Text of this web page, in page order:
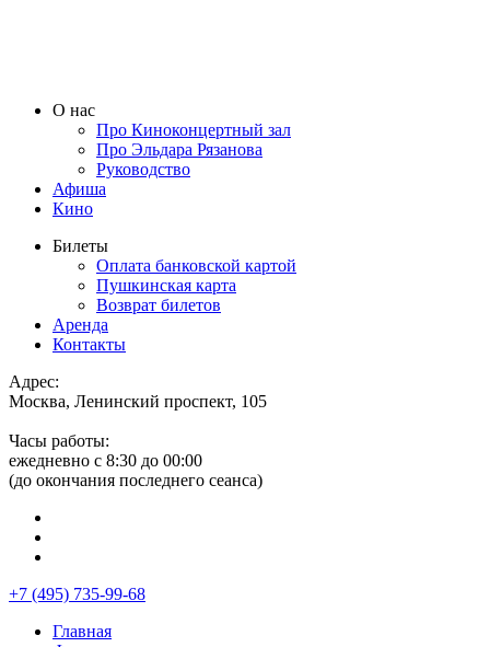
О нас
Про Киноконцертный зал
Про Эльдара Рязанова
Руководство
Афиша
Кино
Билеты
Оплата банковской картой
Пушкинская карта
Возврат билетов
Аренда
Контакты
Адрес:
Москва, Ленинский проспект, 105
Часы работы:
ежедневно с 8:30 до 00:00
(до окончания последнего сеанса)
+7 (495) 735-99-68
Главная